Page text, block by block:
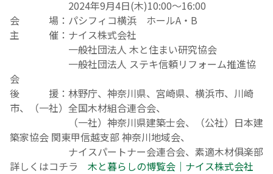
2024年9月4日(木)10:00～16:00
会 場：パシフィコ横浜 ホールA・B
主 催：ナイス株式会社
一般社団法人 木と住まい研究協会
一般社団法人 ステキ信頼リフォーム推進協
会
後 援：林野庁、神奈川県、宮崎県、横浜市、川崎
市、（一社）全国木材組合連合会、
（一社）神奈川県建築士会、（公社）日本建
築家協会 関東甲信越支部 神奈川地域会、
ナイスパートナー会連合会、素適木材俱楽部
詳しくはコチラ 木と暮らしの博覧会｜ナイス株式会社